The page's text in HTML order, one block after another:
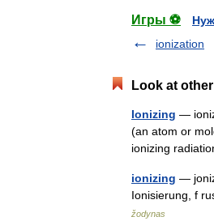
Игры ⚽
ionization
Look at
Ionizing —
(an atom or
ionizing
ionizing —
Ionisierung, f
žodynas